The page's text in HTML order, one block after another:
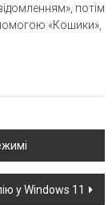
потім
«Кошики»,
у Windows 11